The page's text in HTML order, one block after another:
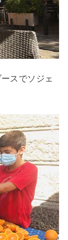
スでソジェ